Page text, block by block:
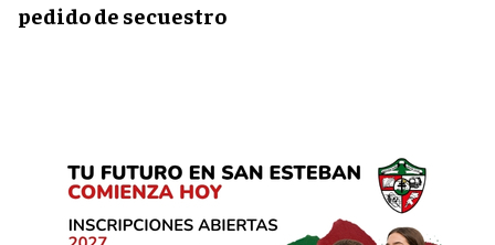
pedido de secuestro